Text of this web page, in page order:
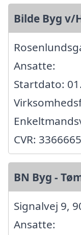
Bilde Byg v/
Ansatte:
Startdato:
CVR:
BN Byg -
Signalvej 9,
Ansatte: